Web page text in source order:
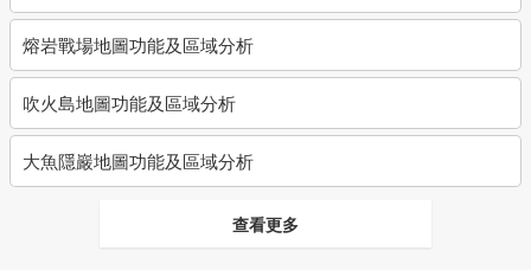
熔岩戰場地圖功能及區域分析
吹火島地圖功能及區域分析
大魚隱巖地圖功能及區域分析
查看更多